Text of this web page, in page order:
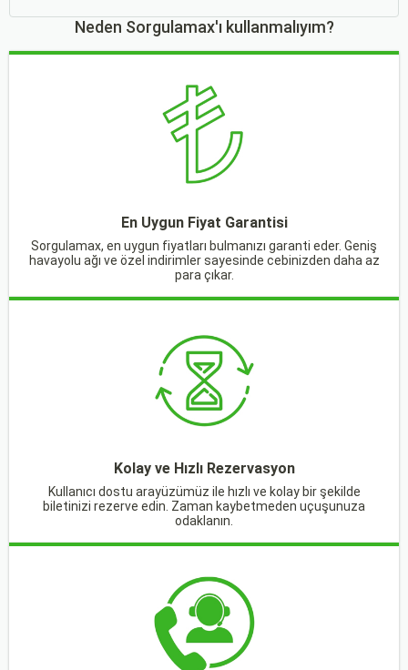
Neden Sorgulamax'ı kullanmalıyım?
En Uygun Fiyat Garantisi
Sorgulamax, en uygun fiyatları bulmanızı garanti eder. Geniş
havayolu ağı ve özel indirimler sayesinde cebinizden daha az
para çıkar.
Kolay ve Hızlı Rezervasyon
Kullanıcı dostu arayüzümüz ile hızlı ve kolay bir şekilde
biletinizi rezerve edin. Zaman kaybetmeden uçuşunuza
odaklanın.